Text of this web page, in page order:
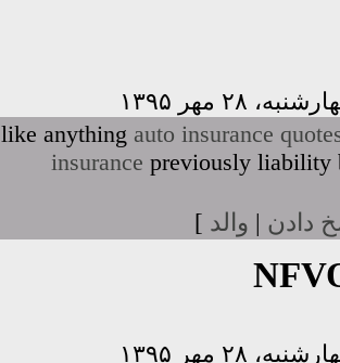
like anything auto insurance
insurance previously liability
دادن | والد ]